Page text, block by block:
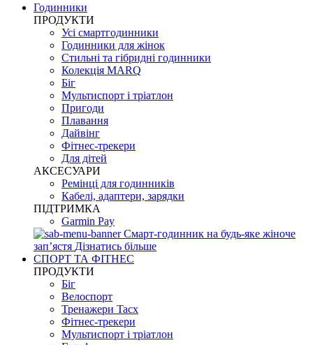
Годинники
ПРОДУКТИ
Усі смартгодинники
Годинники для жінок
Стильні та гібридні годинники
Колекція MARQ
Біг
Мультиспорт і тріатлон
Пригоди
Плавання
Дайвінг
Фітнес-трекери
Для дітей
АКСЕСУАРИ
Ремінці для годинників
Кабелі, адаптери, зарядки
ПІДТРИМКА
Garmin Pay
Смарт-годинник на будь-яке жіноче
запʼястя Дізнатись більше
СПОРТ ТА ФІТНЕС
ПРОДУКТИ
Біг
Велоспорт
Тренажери Tacx
Фітнес-трекери
Мультиспорт і тріатлон